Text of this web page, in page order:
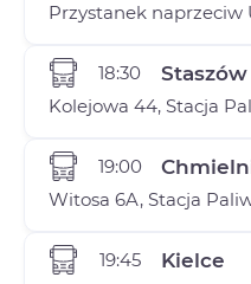
Przystanek naprzeciw
18:30 Staszów
Kolejowa 44, Stacja
19:00
Witosa 6A, Stacja
19:45 Kielce